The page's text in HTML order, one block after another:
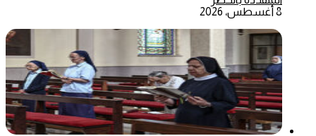
8 أغسطس، 2026